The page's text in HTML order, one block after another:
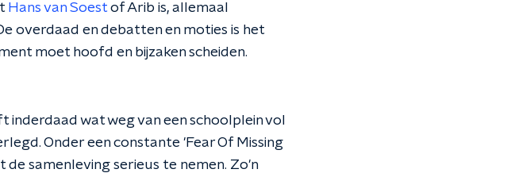
Hans van Soest of Arib is, allemaal
overdaad en debatten en moties is het
moet hoofd en bijzaken scheiden.
wat weg van een schoolplein vol
Onder een constante 'Fear Of Missing
samenleving serieus te nemen. Zo'n